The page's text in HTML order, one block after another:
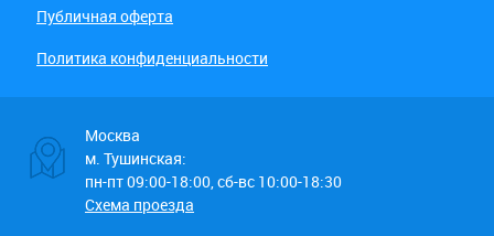
Публичная оферта
Политика конфиденциальности
Москва
м. Тушинская:
пн-пт 09:00-18:00, сб-вс 10:00-18:30
Схема проезда